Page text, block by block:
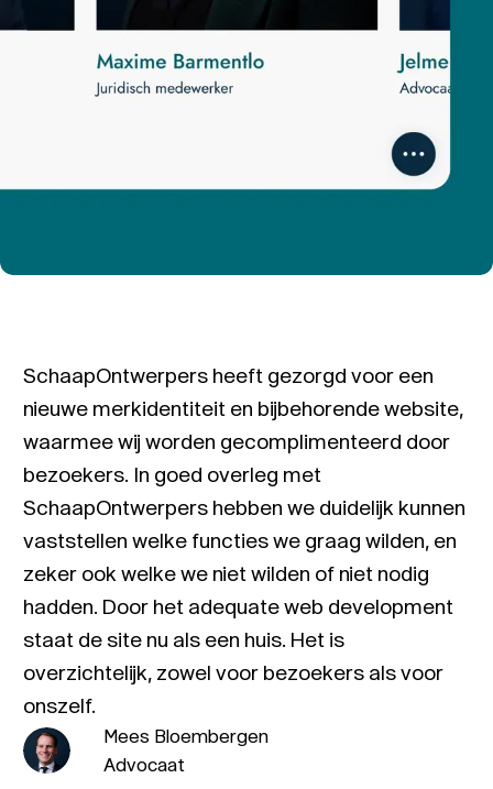
SchaapOntwerpers heeft gezorgd voor een
nieuwe merkidentiteit en bijbehorende website,
waarmee wij worden gecomplimenteerd door
bezoekers. In goed overleg met
SchaapOntwerpers hebben we duidelijk kunnen
vaststellen welke functies we graag wilden, en
zeker ook welke we niet wilden of niet nodig
hadden. Door het adequate web development
staat de site nu als een huis. Het is
overzichtelijk, zowel voor bezoekers als voor
onszelf.
Mees Bloembergen
Advocaat